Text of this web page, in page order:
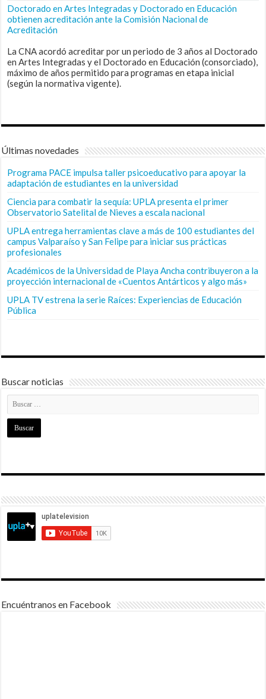
Doctorado en Artes Integradas y Doctorado en Educación
obtienen acreditación ante la Comisión Nacional de
Acreditación
La CNA acordó acreditar por un periodo de 3 años al Doctorado
en Artes Integradas y el Doctorado en Educación (consorciado),
máximo de años permitido para programas en etapa inicial
(según la normativa vigente).
Últimas novedades
Programa PACE impulsa taller psicoeducativo para apoyar la
adaptación de estudiantes en la universidad
Ciencia para combatir la sequía: UPLA presenta el primer
Observatorio Satelital de Nieves a escala nacional
UPLA entrega herramientas clave a más de 100 estudiantes del
campus Valparaíso y San Felipe para iniciar sus prácticas
profesionales
Académicos de la Universidad de Playa Ancha contribuyeron a la
proyección internacional de «Cuentos Antárticos y algo más»
UPLA TV estrena la serie Raíces: Experiencias de Educación
Pública
Buscar noticias
Encuéntranos en Facebook